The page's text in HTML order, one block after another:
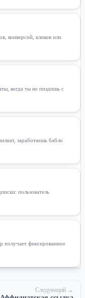
конверсий, кликов или
когда ты не пиздишь с
заработаешь бабло
пользователь
получает фиксированное
Следующий →